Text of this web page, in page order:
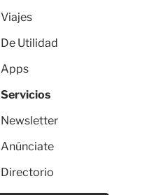
Viajes
De Utilidad
Apps
Servicios
Newsletter
Anúnciate
Directorio